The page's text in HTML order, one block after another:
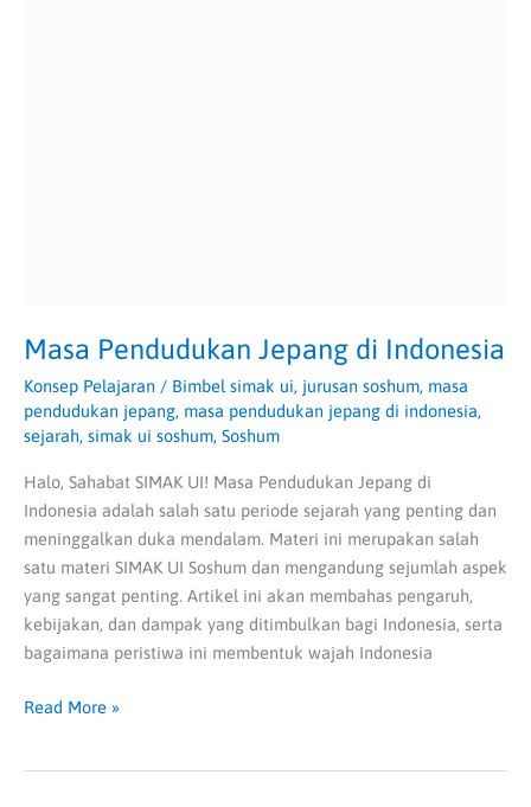
Masa Pendudukan Jepang di Indonesia
Konsep Pelajaran / Bimbel simak ui, jurusan soshum, masa
pendudukan jepang, masa pendudukan jepang di indonesia,
sejarah, simak ui soshum, Soshum
Halo, Sahabat SIMAK UI! Masa Pendudukan Jepang di
Indonesia adalah salah satu periode sejarah yang penting dan
meninggalkan duka mendalam. Materi ini merupakan salah
satu materi SIMAK UI Soshum dan mengandung sejumlah aspek
yang sangat penting. Artikel ini akan membahas pengaruh,
kebijakan, dan dampak yang ditimbulkan bagi Indonesia, serta
bagaimana peristiwa ini membentuk wajah Indonesia
Read More »